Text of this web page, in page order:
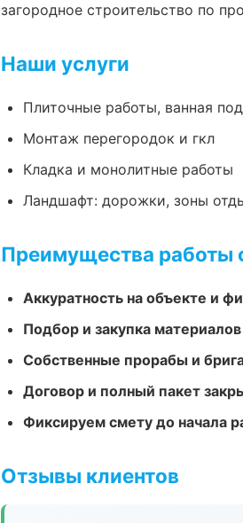
загородное строительство по
Наши услуги
Плиточные работы, ванная
Монтаж перегородок и гкл
Кладка и монолитные работы
Ландшафт: дорожки, зоны
Преимущества работы
Аккуратность на объекте и
Подбор и закупка
Собственные прорабы и
Договор и полный пакет
Фиксируем смету до начала
Отзывы клиентов